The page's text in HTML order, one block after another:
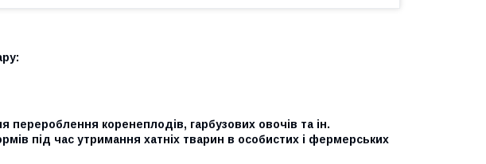
коренеплодів, гарбузових овочів та ін.
під час утримання хатніх тварин в особистих і фермерських